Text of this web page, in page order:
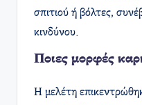
σπιτιού ή βόλτες,
κινδύνου.
Ποιες μορφές
Η μελέτη